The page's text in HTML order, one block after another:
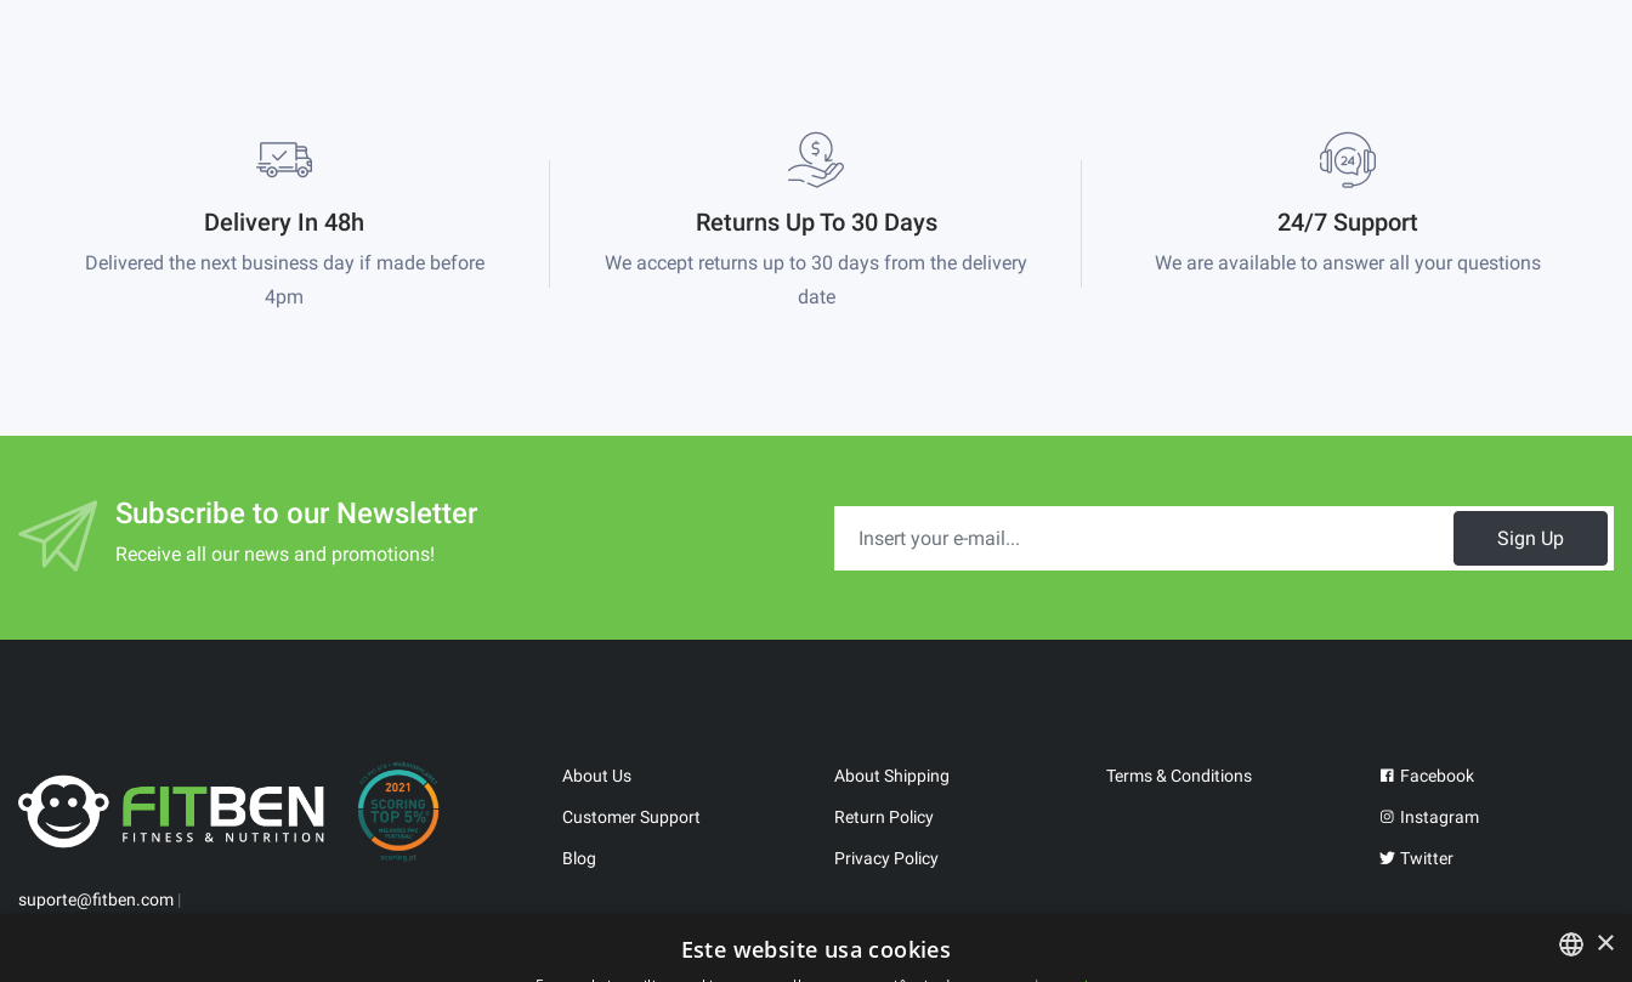
Delivery In 48h
Delivered the next business day if made before
4pm
Returns Up To 30 Days
We accept returns up to 30 days from the delivery
date
24/7 Support
We are available to answer all your questions
Subscribe to our Newsletter
Receive all our news and promotions!
Sign Up
suporte@fitben.com |
About Us
Customer Support
Blog
About Shipping
Return Policy
Privacy Policy
Terms & Conditions Facebook
Instagram
Twitter
×
Este website usa cookies